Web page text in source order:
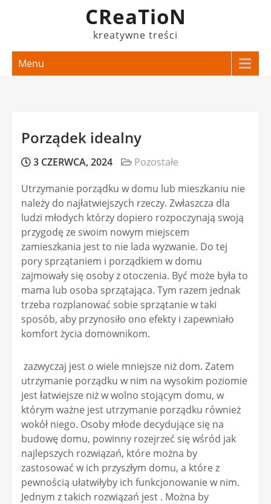
CReaTioN
kreatywne treści
Menu
Porządek idealny
3 CZERWCA, 2024
Pozostałe
Utrzymanie porządku w domu lub mieszkaniu nie
należy do najłatwiejszych rzeczy. Zwłaszcza dla
ludzi młodych którzy dopiero rozpoczynają swoją
przygodę ze swoim nowym miejscem
zamieszkania jest to nie lada wyzwanie. Do tej
pory sprzątaniem i porządkiem w domu
zajmowały się osoby z otoczenia. Być może była to
mama lub osoba sprzątająca. Tym razem jednak
trzeba rozplanować sobie sprzątanie w taki
sposób, aby przynosiło ono efekty i zapewniało
komfort życia domownikom.
zazwyczaj jest o wiele mniejsze niż dom. Zatem
utrzymanie porządku w nim na wysokim poziomie
jest łatwiejsze niż w wolno stojącym domu, w
którym ważne jest utrzymanie porządku również
wokół niego. Osoby młode decydujące się na
budowę domu, powinny rozejrzeć się wśród jak
najlepszych rozwiązań, które można by
zastosować w ich przyszłym domu, a które z
pewnością ułatwiłyby ich funkcjonowanie w nim.
Jednym z takich rozwiązań jest . Można by